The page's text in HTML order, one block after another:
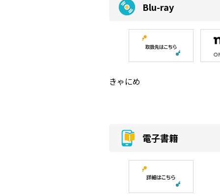
Blu-ray
きゃにめ
電子書籍